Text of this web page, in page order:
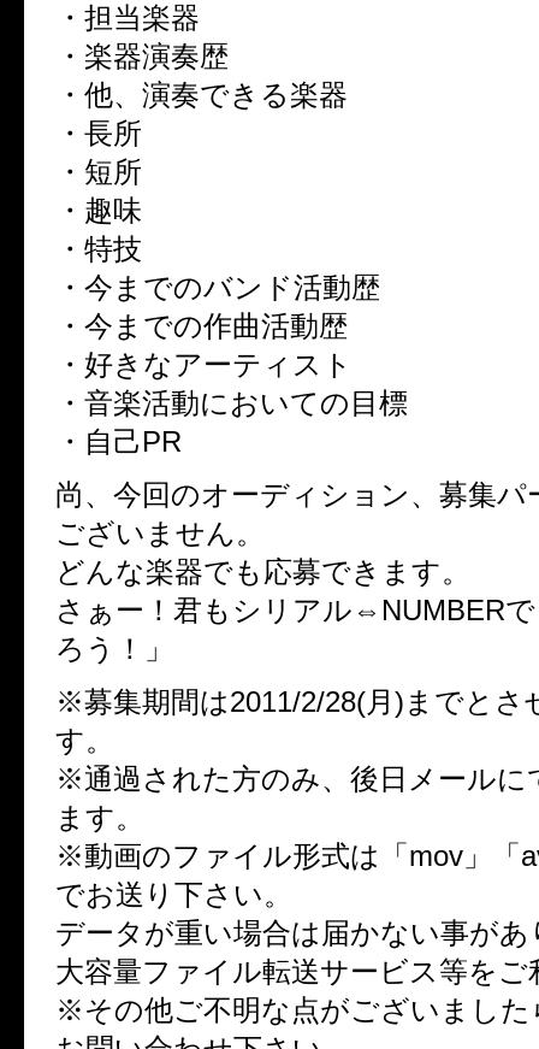
・担当楽器
・楽器演奏歴
・他、演奏できる楽器
・長所
・短所
・趣味
・特技
・今までのバンド活動歴
・今までの作曲活動歴
・好きなアーティスト
・音楽活動においての目標
・自己PR
尚、今回のオーディション、募集パ
ございません。
どんな楽器でも応募できます。
さぁー！君もシリアル⇔NUMBER
ろう！」
※募集期間は2011/2/28(月)までとさ
す。
※通過された方のみ、後日メールに
ます。
※動画のファイル形式は「mov」「
でお送り下さい。
データが重い場合は届かない事が
大容量ファイル転送サービス等をご
※その他ご不明な点がございました